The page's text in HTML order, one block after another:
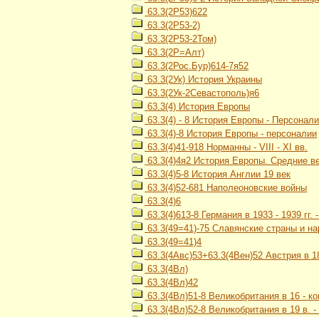
63.3(2Р53)622
63.3(2Р53-2)
63.3(2Р53-2Том)
63.3(2Р=Алт)
63.3(2Рос.Бур)614-7я52
63.3(2Ук) История Украины
63.3(2Ук-2Севастополь)я6
63.3(4) История Европы
63.3(4) - 8 История Европы -
63.3(4)-8 История Европы - персоналии
63.3(4)41-918 Норманны - VIII - XI вв.
63.3(4)4я2 История Европы. Средние
63.3(4)5-8 История Англии 19 век
63.3(4)52-681 Наполеоновские войны
63.3(4)6
63.3(4)613-8 Германия в 1933 - 1939 гг.
63.3(49=41)-75 Славянские страны и
63.3(49=41)4
63.3(4Авс)53+63.3(4Вен)52 Австрия в
63.3(4Вл)
63.3(4Вл)42
63.3(4Вл)51-8 Великобритания в 16 -
63.3(4Вл)52-8 Великобритания в 19 в. -